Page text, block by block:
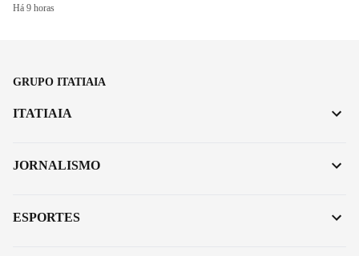
Há 9 horas
GRUPO ITATIAIA
ITATIAIA
JORNALISMO
ESPORTES